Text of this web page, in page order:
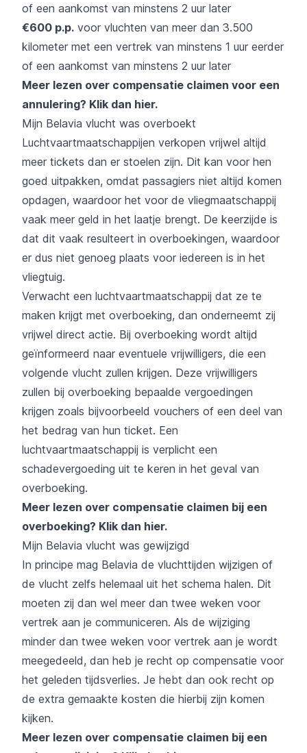
of een aankomst van minstens 2 uur later
€600 p.p. voor vluchten van meer dan 3.500
kilometer met een vertrek van minstens 1 uur eerder
of een aankomst van minstens 2 uur later
Meer lezen over compensatie claimen voor een
annulering? Klik dan hier.
Mijn Belavia vlucht was overboekt
Luchtvaartmaatschappijen verkopen vrijwel altijd
meer tickets dan er stoelen zijn. Dit kan voor hen
goed uitpakken, omdat passagiers niet altijd komen
opdagen, waardoor het voor de vliegmaatschappij
vaak meer geld in het laatje brengt. De keerzijde is
dat dit vaak resulteert in overboekingen, waardoor
er dus niet genoeg plaats voor iedereen is in het
vliegtuig.
Verwacht een luchtvaartmaatschappij dat ze te
maken krijgt met overboeking, dan onderneemt zij
vrijwel direct actie. Bij overboeking wordt altijd
geïnformeerd naar eventuele vrijwilligers, die een
volgende vlucht zullen krijgen. Deze vrijwilligers
zullen bij overboeking bepaalde vergoedingen
krijgen zoals bijvoorbeeld vouchers of een deel van
het bedrag van hun ticket. Een
luchtvaartmaatschappij is verplicht een
schadevergoeding uit te keren in het geval van
overboeking.
Meer lezen over compensatie claimen bij een
overboeking? Klik dan hier.
Mijn Belavia vlucht was gewijzigd
In principe mag Belavia de vluchttijden wijzigen of
de vlucht zelfs helemaal uit het schema halen. Dit
moeten zij dan wel meer dan twee weken voor
vertrek aan je communiceren. Als de wijziging
minder dan twee weken voor vertrek aan je wordt
meegedeeld, dan heb je recht op compensatie voor
het geleden tijdsverlies. Je hebt dan ook recht op
de extra gemaakte kosten die hierbij zijn komen
kijken.
Meer lezen over compensatie claimen bij een